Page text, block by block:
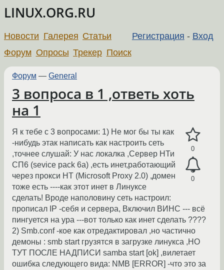
LINUX.ORG.RU
Регистрация - Вход
Новости Галерея Статьи
Форум Опросы Трекер Поиск
Форум — General
3 вопроса в 1 ,ответь хоть
на 1
0
0
Я к тебе с 3 вопросами: 1) Не мог бы ты как
-нибудь этак написать как настроить сеть
,точнее слушай: У нас локалка ,Сервер НТи
СП6 (sevice pack 6a) ,есть инет,работающий
через прокси НТ (Microsoft Proxy 2.0) ,домен
тоже есть ----как этот инет в Линуксе
сделать! Вроде наполовину сеть настроил:
прописал IP -себя и сервера, Включил ВИНС --- всё
пингуется на ура ---вот только как инет сделать ????
2) Smb.conf -кое как отредактировал ,но частично
демоны : smb start грузятся в загрузке линукса ,НО
ТУТ ПОСЛЕ НАДПИСИ samba start [ok] ,вилетает
ошибка следующего вида: NMB [ERROR] -что это за